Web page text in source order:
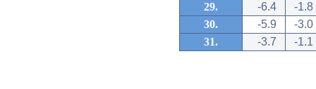
29.
-6.4
-1.8
30.
-5.9
-3.0
31.
-3.7 -1.1